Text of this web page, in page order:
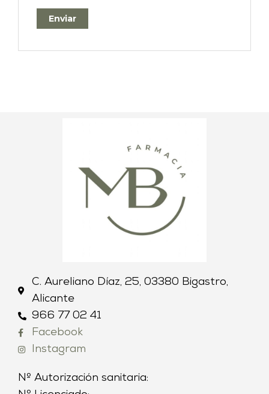
C. Aureliano Díaz, 25, 03380 Bigastro,
Alicante
966 77 02 41
Facebook
Instagram
Nº Autorización sanitaria: